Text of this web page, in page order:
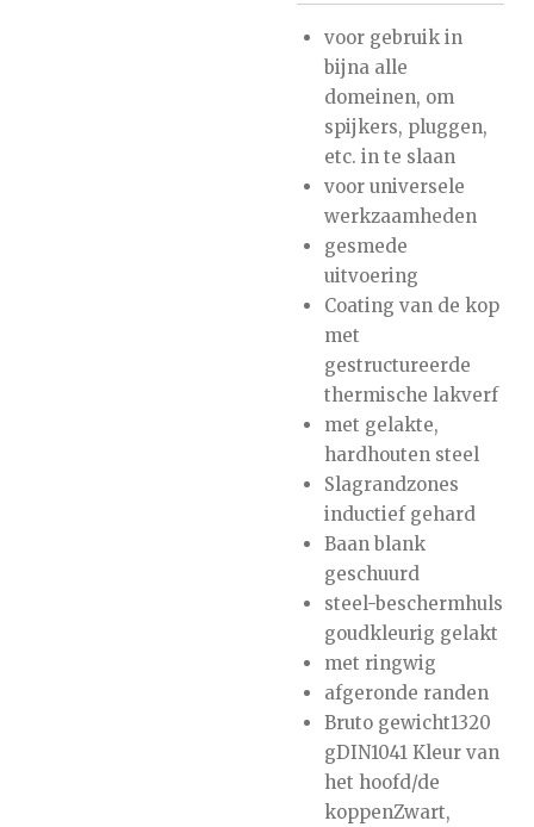
voor gebruik in
bijna alle
domeinen, om
spijkers, pluggen,
etc. in te slaan
voor universele
werkzaamheden
gesmede
uitvoering
Coating van de kop
met
gestructureerde
thermische lakverf
met gelakte,
hardhouten steel
Slagrandzones
inductief gehard
Baan blank
geschuurd
steel-beschermhuls
goudkleurig gelakt
met ringwig
afgeronde randen
Bruto gewicht1320
gDIN1041 Kleur van
het hoofd/de
koppenZwart,